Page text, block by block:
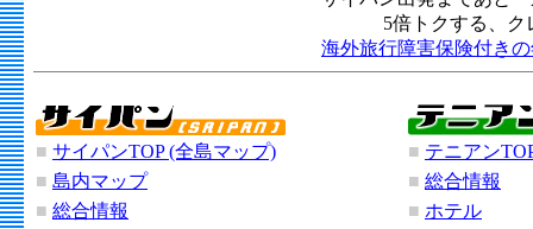
5倍トクする、
海外旅行障害保険付き
■ サイパンTOP (全島マップ)
■ 島内マップ
■ 総合情報
■ テニアン
■ 総合情報
■ ホテル